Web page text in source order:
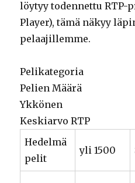
löytyy todennettu RTP-
Player), tämä näkyy
pelaajillemme.
Pelikategoria
Pelien Määrä
Ykkönen
Keskiarvo RTP
Hedelmä
pelit
yli 1500